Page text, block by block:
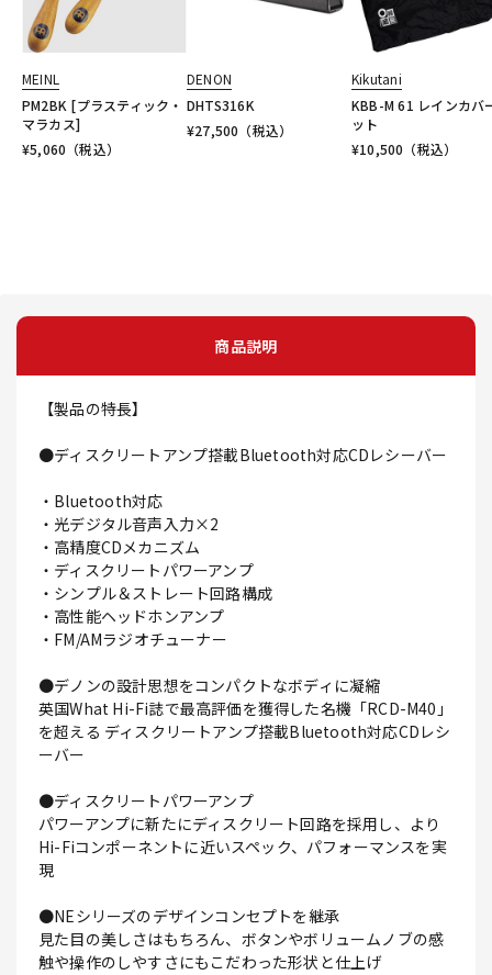
MEINL
PM2BK [プラスティック・
マラカス]
¥5,060 （税込）
DENON
DHTS316K
¥27,500 （税込）
Kikutani
KBB-M 61 レインカバ
ット
¥10,500 （税込）
商品説明
【製品の特長】
●ディスクリートアンプ搭載Bluetooth対応CDレシーバー
・Bluetooth対応
・光デジタル音声入力×2
・高精度CDメカニズム
・ディスクリートパワーアンプ
・シンプル＆ストレート回路構成
・高性能ヘッドホンアンプ
・FM/AMラジオチューナー
●デノンの設計思想をコンパクトなボディに凝縮
英国What Hi-Fi誌で最高評価を獲得した名機「RCD-M40」
を超える ディスクリートアンプ搭載Bluetooth対応CDレシ
ーバー
●ディスクリートパワーアンプ
パワーアンプに新たにディスクリート回路を採用し、より
Hi-Fiコンポーネントに近いスペック、パフォーマンスを実
現
●NEシリーズのデザインコンセプトを継承
見た目の美しさはもちろん、ボタンやボリュームノブの感
触や操作のしやすさにもこだわった形状と仕上げ